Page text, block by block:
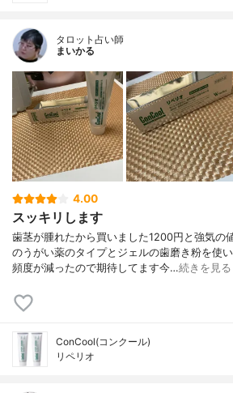
タロット占い師
まいかる
4.00
スッキリします
歯茎が腫れたから買いました1200円と強気の
のうがい薬のタイプとジェルの歯磨き粉を使
頻度が減ったので期待してます今…続きを見る
ConCool(コンクール)
リペリオ